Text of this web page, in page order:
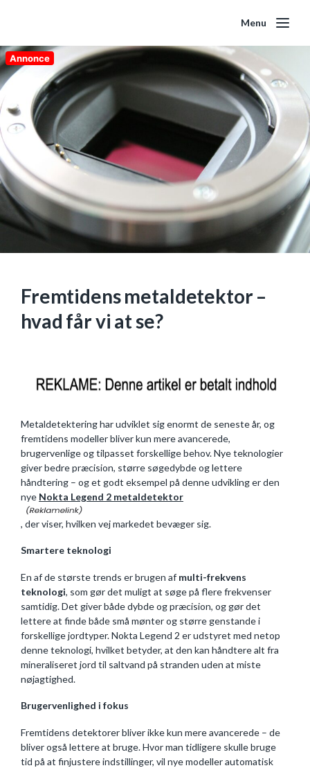
Menu
Annonce
Fremtidens metaldetektor –
hvad får vi at se?
Metaldetektering har udviklet sig enormt de seneste år, og
fremtidens modeller bliver kun mere avancerede,
brugervenlige og tilpasset forskellige behov. Nye teknologier
giver bedre præcision, større søgedybde og lettere
håndtering – og et godt eksempel på denne udvikling er den
nye Nokta Legend 2 metaldetektor
, der viser, hvilken vej markedet bevæger sig.
Smartere teknologi
En af de største trends er brugen af multi-frekvens
teknologi, som gør det muligt at søge på flere frekvenser
samtidig. Det giver både dybde og præcision, og gør det
lettere at finde både små mønter og større genstande i
forskellige jordtyper. Nokta Legend 2 er udstyret med netop
denne teknologi, hvilket betyder, at den kan håndtere alt fra
mineraliseret jord til saltvand på stranden uden at miste
nøjagtighed.
Brugervenlighed i fokus
Fremtidens detektorer bliver ikke kun mere avancerede – de
bliver også lettere at bruge. Hvor man tidligere skulle bruge
tid på at finjustere indstillinger, vil nye modeller automatisk